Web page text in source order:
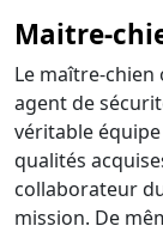
Maitre-
Le maître-
agent de
véritable
qualités
collaborateur
mission. De